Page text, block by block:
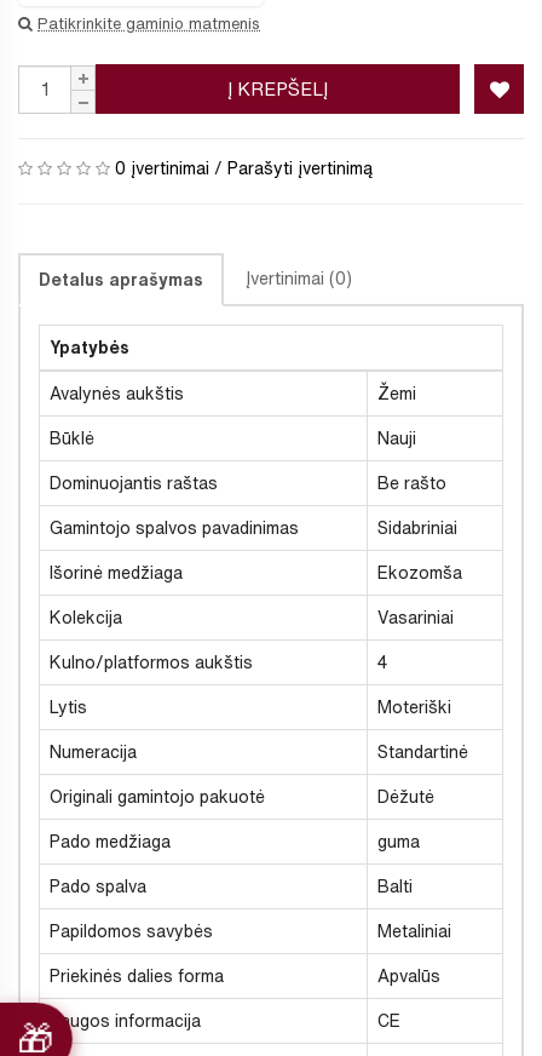
Patikrinkite gaminio matmenis
Į KREPŠELĮ
0 įvertinimai / Parašyti įvertinimą
Detalus aprašymas Įvertinimai (0)
Ypatybės
Avalynės aukštis Žemi
Būklė Nauji
Dominuojantis raštas Be rašto
Gamintojo spalvos pavadinimas Sidabriniai
Išorinė medžiaga Ekozomša
Kolekcija Vasariniai
Kulno/platformos aukštis 4
Lytis Moteriški
Numeracija Standartinė
Originali gamintojo pakuotė Dėžutė
Pado medžiaga guma
Pado spalva Balti
Papildomos savybės Metaliniai
Priekinės dalies forma Apvalūs
Saugos informacija CE